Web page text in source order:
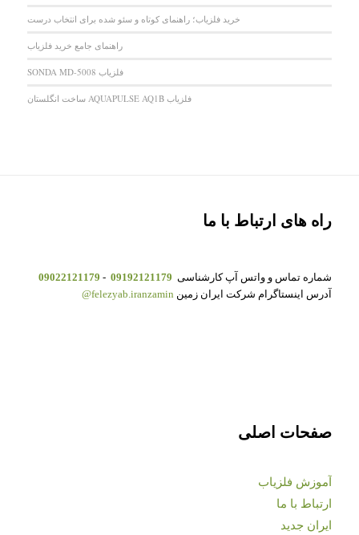
خرید فلزیاب؛ راهنمای کوتاه و سئو شده برای انتخاب درست
راهنمای جامع خرید فلزیاب
فلزیاب SONDA MD-5008
فلزیاب AQUAPULSE AQ1B ساخت انگلستان
راه های ارتباط با ما
شماره تماس و واتس آپ کارشناسی 09192121179
-
09022121179
آدرس اینستاگرام شرکت ایران زمین felezyab.iranzamin@
صفحات اصلی
آموزش فلزیاب
ارتباط با ما
ایران جدید